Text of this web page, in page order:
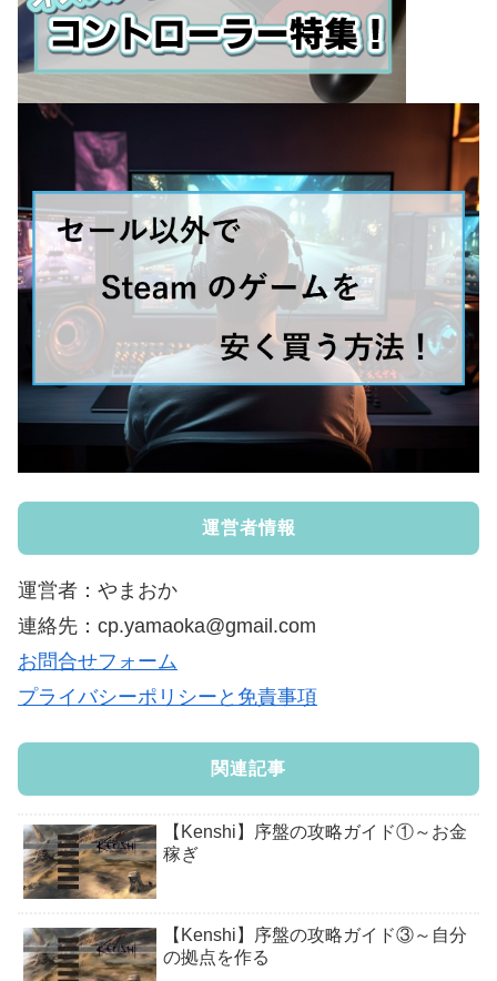
運営者情報
運営者：やまおか
連絡先：cp.yamaoka@gmail.com
お問合せフォーム
プライバシーポリシーと免責事項
関連記事
【Kenshi】序盤の攻略ガイド①～お金
稼ぎ
【Kenshi】序盤の攻略ガイド③～自分
の拠点を作る